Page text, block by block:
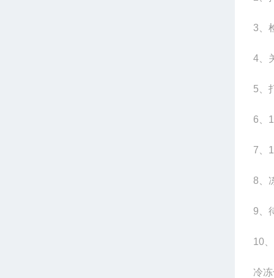
3
4
5
6
7
8
9
10
冷